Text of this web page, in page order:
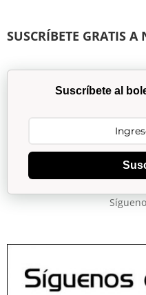
SUSCRÍBETE GRATIS A
Suscríbete al